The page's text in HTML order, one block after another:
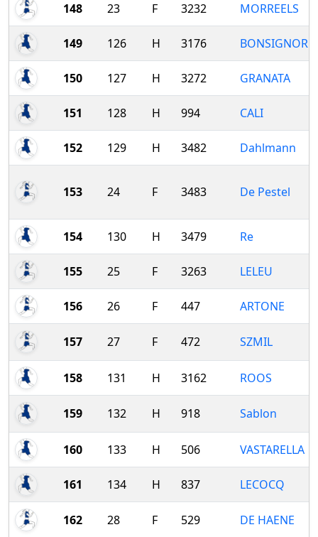
148 23 F 3232 MORREELS
149 126 H 3176 BONSIGNORE
150 127 H 3272 GRANATA
151 128 H 994 CALI
152 129 H 3482 Dahlmann
153 24 F 3483 De Pestel
154 130 H 3479 Re
155 25 F 3263 LELEU
156 26 F 447 ARTONE
157 27 F 472 SZMIL
158 131 H 3162 ROOS
159 132 H 918 Sablon
160 133 H 506 VASTARELLA
161 134 H 837 LECOCQ
162 28 F 529 DE HAENE